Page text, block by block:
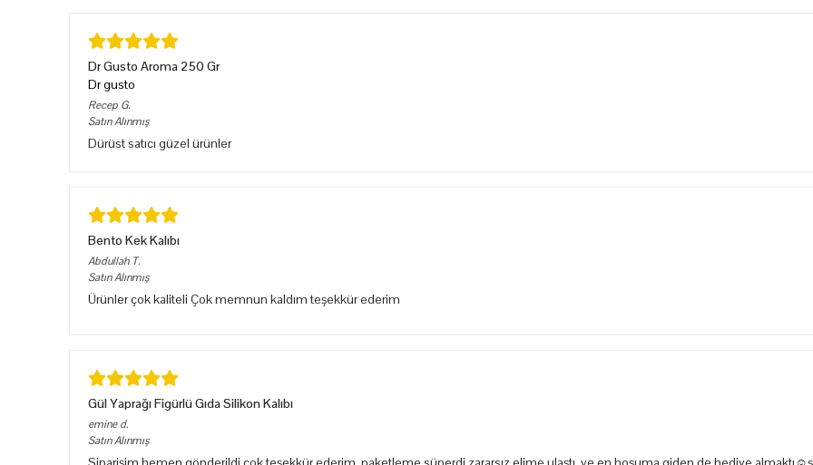
Dr Gusto Aroma 250 Gr
Dr gusto
Recep G.
Satın Alınmış
Dürüst satıcı güzel ürünler
Bento Kek Kalıbı
Abdullah T.
Satın Alınmış
Ürünler çok kaliteli Çok memnun kaldım teşekkür ederim
Gül Yaprağı Figürlü Gıda Silikon Kalıbı
emine d.
Satın Alınmış